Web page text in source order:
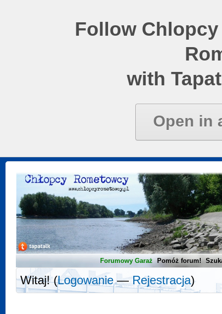
Follow
with
Open in
Forumowy Garaż Pomóż forum!
Witaj! (Logowanie—Rejestracja)